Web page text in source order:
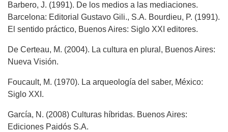
Barbero, J. (1991). De los medios a las mediaciones.
Barcelona: Editorial Gustavo Gili., S.A. Bourdieu, P. (1991).
El sentido práctico, Buenos Aires: Siglo XXI editores.
De Certeau, M. (2004). La cultura en plural, Buenos Aires:
Nueva Visión.
Foucault, M. (1970). La arqueología del saber, México:
Siglo XXI.
García, N. (2008) Culturas híbridas. Buenos Aires:
Ediciones Paidós S.A.